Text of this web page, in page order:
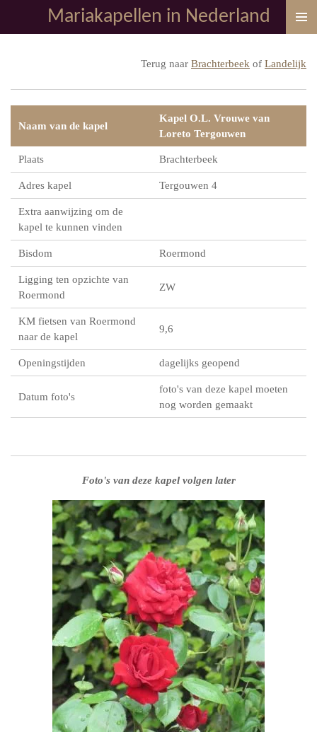
direct
Mariakapellen in Nederland
Terug naar Brachterbeek of Landelijk
Naam van de kapel
Kapel O.L. Vrouwe van
Loreto Tergouwen
Plaats Brachterbeek
Adres kapel Tergouwen 4
Extra aanwijzing om de
kapel te kunnen vinden
Bisdom Roermond
Ligging ten opzichte van
Roermond
ZW
KM fietsen van Roermond
naar de kapel
9,6
Openingstijden dagelijks geopend
Datum foto's
foto's van deze kapel moeten
nog worden gemaakt
Foto's van deze kapel volgen later